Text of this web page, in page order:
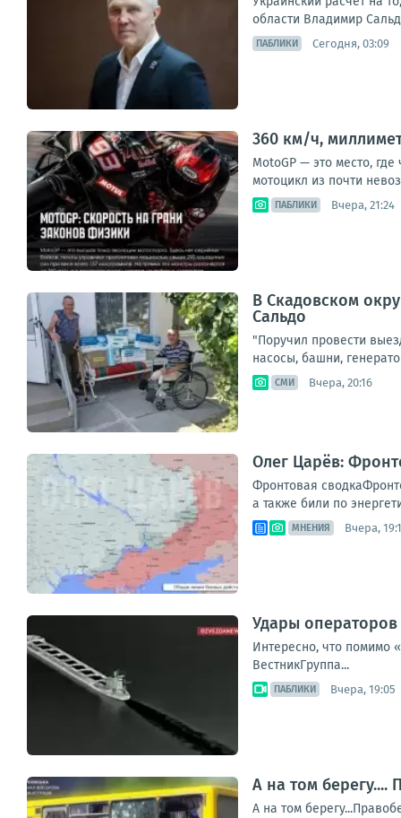
области Владимир
ПАБЛИКИ Сегодня, 03:09
360 км/ч,
MotoGP — это место,
мотоцикл из почти
ПАБЛИКИ Вчера, 21:24
В Скадовском
Сальдо
"Поручил провести
насосы, башни,
СМИ Вчера, 20:16
Олег Царёв:
Фронтовая
а также били по
МНЕНИЯ Вчера,
Удары
Интересно, что помимо
ВестникГруппа...
ПАБЛИКИ Вчера, 19:05
А на том
А на том